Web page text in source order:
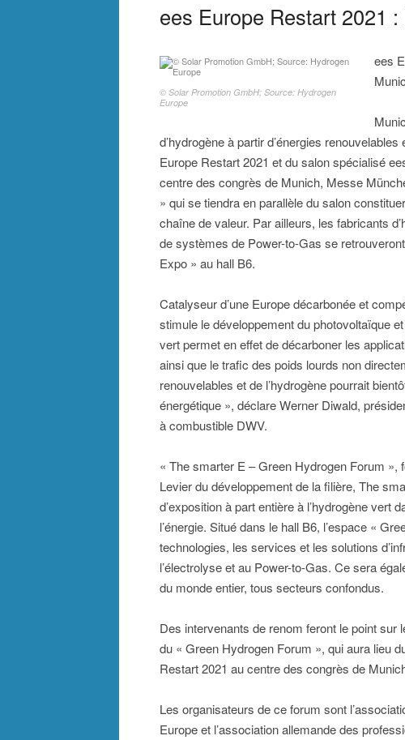
ees Europe Restart 2021 :
© Solar Promotion GmbH; Source: Hydrogen
Europe
ees
d’hydrogène à partir d’énergies
Europe Restart 2021 et du salon spécialisé
centre des congrès de Munich, Messe
» qui se tiendra en parallèle du salon
chaîne de valeur. Par ailleurs, les fabricants
de systèmes de Power-to-Gas se
Expo » au hall B6.
Catalyseur d’une Europe décarbonée et
stimule le développement du photovoltaïque
vert permet en effet de décarboner les
ainsi que le trafic des poids lourds non
renouvelables et de l’hydrogène pourrait
énergétique », déclare Werner Diwald,
à combustible DWV.
« The smarter E – Green Hydrogen Forum »,
Levier du développement de la filière, The
d’exposition à part entière à l’hydrogène vert
l’énergie. Situé dans le hall B6, l’espace «
technologies, les services et les solutions
l’électrolyse et au Power-to-Gas. Ce sera
du monde entier, tous secteurs confondus.
Des intervenants de renom feront le point
du « Green Hydrogen Forum », qui aura lieu
Restart 2021 au centre des congrès de
Les organisateurs de ce forum sont
Europe et l’association allemande des